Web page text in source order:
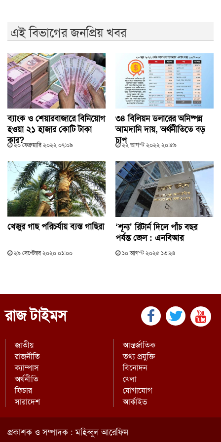
এই বিভাগের জনপ্রিয় খবর
ব্যাংক ও শেয়ারবাজারে বিনিয়োগ
হওয়া ২১ হাজার কোটি টাকা
কার?
২০ ফেব্রুয়ারি ২০২২ ০৭:০৯
৩৪ বিলিয়ন ডলারের অনিষ্পন্ন
আমদানি দায়, অর্থনীতিতে বড়
চাপ২২ আগস্ট ২০২২ ২০:৫৯
খেজুর গাছ পরিচর্যায় ব্যস্ত গাছিরা
২৯ সেপ্টেম্বর ২০২০ ০১:০০
‘শূন্য’ রিটার্ন দিলে পাঁচ বছর
পর্যন্ত জেল : এনবিআর
১০ আগস্ট ২০২৫ ১৩:২৪
রাজ টাইমস
জাতীয়
রাজনীতি
আন্তর্জাতিক
তথ্য প্রযুক্তি
ক্যাম্পাস
অর্থনীতি
বিনোদন
খেলা
ফিচার
সারাদেশ
যোগাযোগ
আর্কাইভ
প্রকাশক ও সম্পাদক : মহিব্বুল আরেফিন